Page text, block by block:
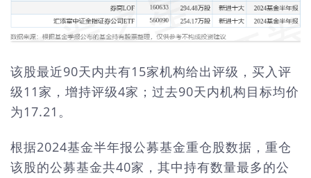
该股最近90天内共有15家机构给出评级，买入评
级11家，增持评级4家；过去90天内机构目标均价
为17.21。
根据2024基金半年报公募基金重仓股数据，重仓
该股的公募基金共40家，其中持有数量最多的公